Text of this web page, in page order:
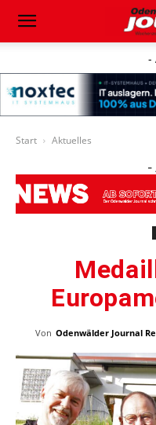
-
Start Aktuelles
-
Von Odenwälder Journal